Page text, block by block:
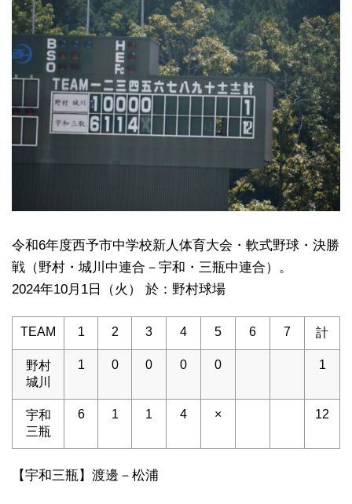
令和6年度西予市中学校新人体育大会・軟式野球・決勝
戦（野村・城川中連合－宇和・三瓶中連合）。
2024年10月1日（火） 於：野村球場
TEAM 1 2 3 4 5 6 7 計
野村
城川
1 0 0 0 0 1
宇和
三瓶
6 1 1 4 × 12
【宇和三瓶】渡邊－松浦